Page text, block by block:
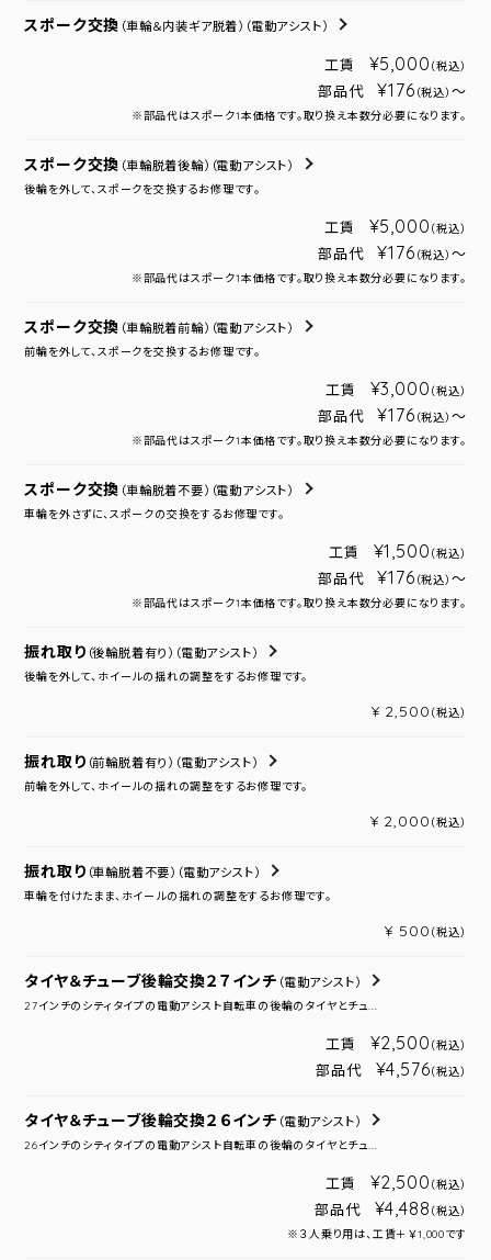
スポーク交換 （車輪＆内装ギア脱着） （電動アシスト）
工賃 ¥5,000 （税込）
部品代 ¥176 （税込） ～
※部品代はスポーク1本価格です。取り換え本数分必要になります。
スポーク交換 （車輪脱着後輪） （電動アシスト）
後輪を外して、スポークを交換するお修理です。
工賃 ¥5,000 （税込）
部品代 ¥176 （税込） ～
※部品代はスポーク1本価格です。取り換え本数分必要になります。
スポーク交換 （車輪脱着前輪） （電動アシスト）
前輪を外して、スポークを交換するお修理です。
工賃 ¥3,000 （税込）
部品代 ¥176 （税込） ～
※部品代はスポーク1本価格です。取り換え本数分必要になります。
スポーク交換 （車輪脱着不要） （電動アシスト）
車輪を外さずに、スポークの交換をするお修理です。
工賃 ¥1,500 （税込）
部品代 ¥176 （税込） ～
※部品代はスポーク1本価格です。取り換え本数分必要になります。
振れ取り （後輪脱着有り） （電動アシスト）
後輪を外して、ホイールの揺れの調整をするお修理です。
¥ 2,500 （税込）
振れ取り （前輪脱着有り） （電動アシスト）
前輪を外して、ホイールの揺れの調整をするお修理です。
¥ 2,000 （税込）
振れ取り （車輪脱着不要） （電動アシスト）
車輪を付けたまま、ホイールの揺れの調整をするお修理です。
¥ 500 （税込）
タイヤ＆チューブ後輪交換２７インチ （電動アシスト）
27インチのシティタイプの電動アシスト自転車の後輪のタイヤとチュ...
工賃 ¥2,500 （税込）
部品代 ¥4,576（税込）
タイヤ＆チューブ後輪交換２６インチ （電動アシスト）
26インチのシティタイプの電動アシスト自転車の後輪のタイヤとチュ...
工賃 ¥2,500 （税込）
部品代 ¥4,488 （税込）
※３人乗り用は、工賃＋￥1,000です